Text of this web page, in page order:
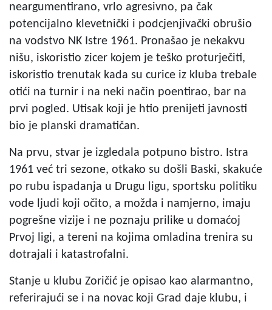
neargumentirano, vrlo agresivno, pa čak
potencijalno klevetnički i podcjenjivački obrušio
na vodstvo NK Istre 1961. Pronašao je nekakvu
nišu, iskoristio zicer kojem je teško proturječiti,
iskoristio trenutak kada su curice iz kluba trebale
otići na turnir i na neki način poentirao, bar na
prvi pogled. Utisak koji je htio prenijeti javnosti
bio je planski dramatičan.
Na prvu, stvar je izgledala potpuno bistro. Istra
1961 već tri sezone, otkako su došli Baski, skakuće
po rubu ispadanja u Drugu ligu, sportsku politiku
vode ljudi koji očito, a možda i namjerno, imaju
pogrešne vizije i ne poznaju prilike u domaćoj
Prvoj ligi, a tereni na kojima omladina trenira su
dotrajali i katastrofalni.
Stanje u klubu Zoričić je opisao kao alarmantno,
referirajući se i na novac koji Grad daje klubu, i